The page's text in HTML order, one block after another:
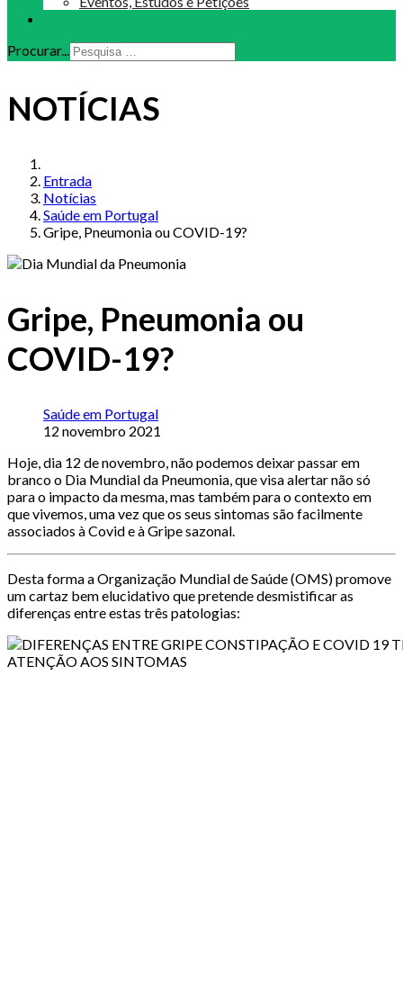
Procurar...
NOTÍCIAS
Entrada
Notícias
Saúde em Portugal
Gripe, Pneumonia ou COVID-19?
Gripe, Pneumonia ou
COVID-19?
Saúde em Portugal
12 novembro 2021
Hoje, dia 12 de novembro, não podemos deixar passar em
branco o Dia Mundial da Pneumonia, que visa alertar não só
para o impacto da mesma, mas também para o contexto em
que vivemos, uma vez que os seus sintomas são facilmente
associados à Covid e à Gripe sazonal.
Desta forma a Organização Mundial de Saúde (OMS) promove
um cartaz bem elucidativo que pretende desmistificar as
diferenças entre estas três patologias: